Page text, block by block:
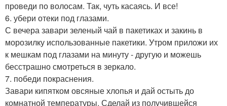
проведи по волосам. Так, чуть касаясь. И все!
6. убери отеки под глазами.
С вечера завари зеленый чай в пакетиках и закинь в
морозилку использованные пакетики. Утром приложи их
к мешкам под глазами на минуту - другую и можешь
бесстрашно смотреться в зеркало.
7. победи покраснения.
Завари кипятком овсяные хлопья и дай остыть до
комнатной температуры. Сделай из получившейся